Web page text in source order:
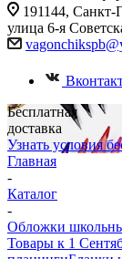
191144, Санкт-
улица 6-я
Бесплатная
доставка
Узнать условия
Главная
-
Каталог
-
Обложки
Товары к 1